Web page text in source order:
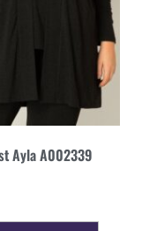
Ayla A002339